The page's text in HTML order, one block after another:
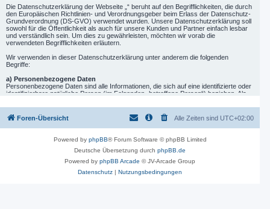
Die Datenschutzerklärung der Webseite „“ beruht auf den Begrifflichkeiten, die durch
den Europäischen Richtlinien- und Verordnungsgeber beim Erlass der Datenschutz-
Grundverordnung (DS-GVO) verwendet wurden. Unsere Datenschutzerklärung soll
sowohl für die Öffentlichkeit als auch für unsere Kunden und Partner einfach lesbar
und verständlich sein. Um dies zu gewährleisten, möchten wir vorab die
verwendeten Begrifflichkeiten erläutern.
Wir verwenden in dieser Datenschutzerklärung unter anderem die folgenden
Begriffe:
a) Personenbezogene Daten
Personenbezogene Daten sind alle Informationen, die sich auf eine identifizierte oder
identifizierbare natürliche Person (im Folgenden „betroffene Person“) beziehen. Als
insbesondere mittels Zuordnung zu einer Kennung wie einem Namen, zu einer
Kennnummer, zu Standortdaten, zu einer Online-Kennung oder zu einem oder
mehreren besonderen Merkmalen, die Ausdruck der physischen, physiologischen,
genetischen, psychischen, wirtschaftlichen, kulturellen oder sozialen Identität dieser
natürlichen Person sind, identifiziert werden kann.
Betroffene Person ist jede identifizierte oder identifizierbare natürliche Person, deren
personenbezogene Daten von dem für die Verarbeitung Verantwortlichen verarbeitet
Foren-Übersicht Alle Zeiten sind UTC+02:00
Powered by phpBB® Forum Software © phpBB Limited
Deutsche Übersetzung durchphpBB.de
Powered byphpBB Arcade © JV-Arcade Group
Datenschutz |Nutzungsbedingungen